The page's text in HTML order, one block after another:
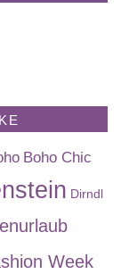
Boho Chic
Dirndl
Week